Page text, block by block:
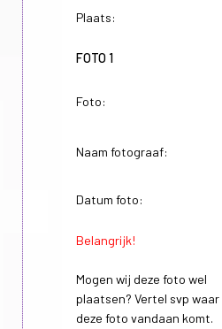
Plaats:
FOTO 1
Foto:
Naam fotograaf:
Datum foto:
Belangrijk!
Mogen wij deze foto wel
plaatsen? Vertel svp waar
deze foto vandaan komt.